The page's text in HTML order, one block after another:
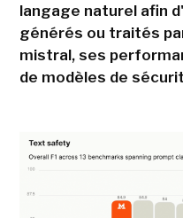
langage naturel afin
générés ou traités
mistral, ses
de modèles de